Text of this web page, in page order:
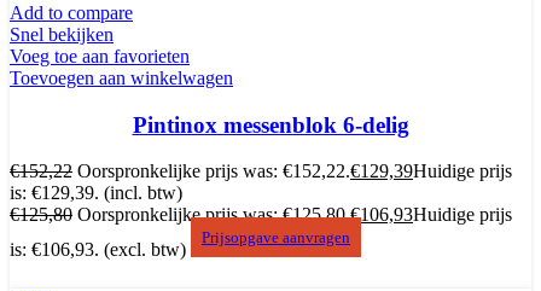
Add to compare
Snel bekijken
Voeg toe aan favorieten
Toevoegen aan winkelwagen
Pintinox messenblok 6-delig
€152,22 Oorspronkelijke prijs was: €152,22.€129,39Huidige prijs
is: €129,39. (incl. btw)
€125,80 Oorspronkelijke prijs was: €125,80.€106,93Huidige prijs
is: €106,93. (excl. btw)
Prijsopgave aanvragen